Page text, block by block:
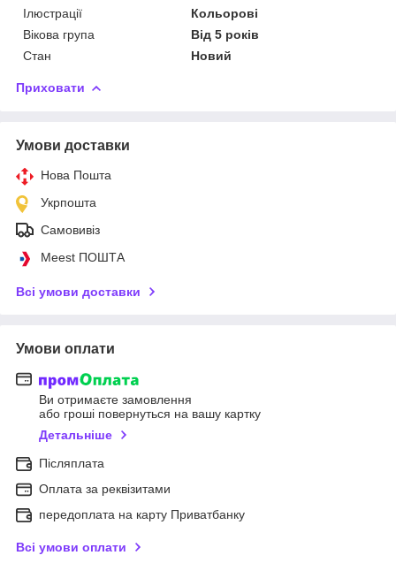
Ілюстрації
Кольорові
Вікова група
Від 5 років
Стан
Новий
Приховати
Умови доставки
Нова Пошта
Укрпошта
Самовивіз
Meest ПОШТА
Всі умови доставки
Умови оплати
Ви отримаєте замовлення
або гроші повернуться на вашу картку
Детальніше
Післяплата
Оплата за реквізитами
передоплата на карту Приватбанку
Всі умови оплати